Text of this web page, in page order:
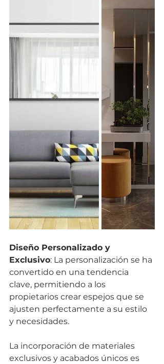
Diseño Personalizado y
Exclusivo: La personalización se ha
convertido en una tendencia
clave, permitiendo a los
propietarios crear espejos que se
ajusten perfectamente a su estilo
y necesidades.
La incorporación de materiales
exclusivos y acabados únicos es